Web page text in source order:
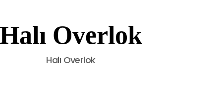
Halı Overlok
Halı Overlok